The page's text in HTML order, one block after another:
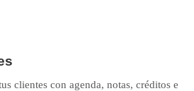
clientes con agenda, notas, créditos e